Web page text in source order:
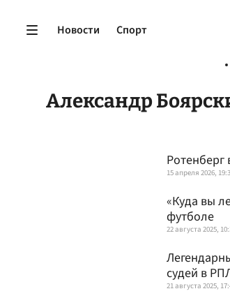
Новости Спорт
Александр
Ротенберг
15 апреля 2026,
«Куда вы
футболе
22 августа 2025,
судей в
21 августа 2025,